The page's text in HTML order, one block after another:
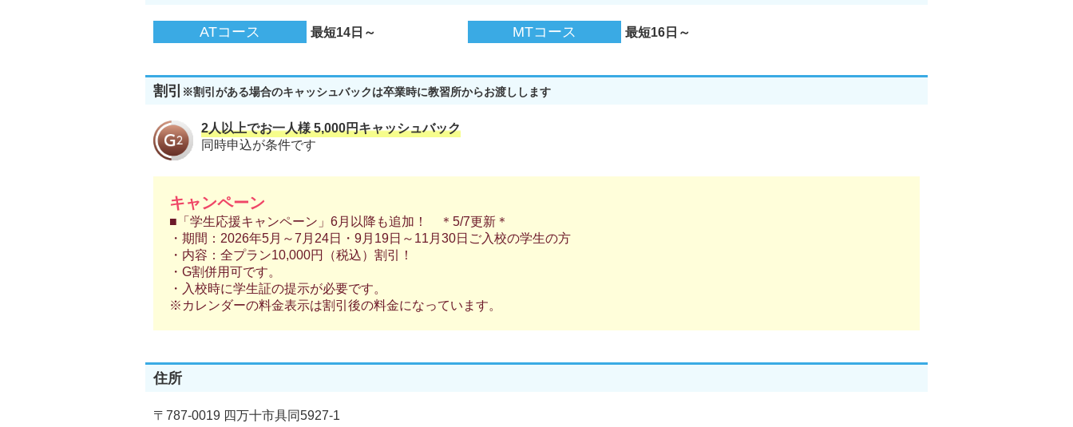
ATコース 最短14日～ MTコース 最短16日～
割引 ※割引がある場合のキャッシュバックは卒業時に教習所からお渡しします
2人以上でお一人様 5,000円キャッシュバック
同時申込が条件です
キャンペーン
■「学生応援キャンペーン」6月以降も追加！ ＊5/7更新＊
・期間：2026年5月～7月24日・9月19日～11月30日ご入校の学生の方
・内容：全プラン10,000円（税込）割引！
・G割併用可です。
・入校時に学生証の提示が必要です。
※カレンダーの料金表示は割引後の料金になっています。
住所
〒787-0019 四万十市具同5927-1